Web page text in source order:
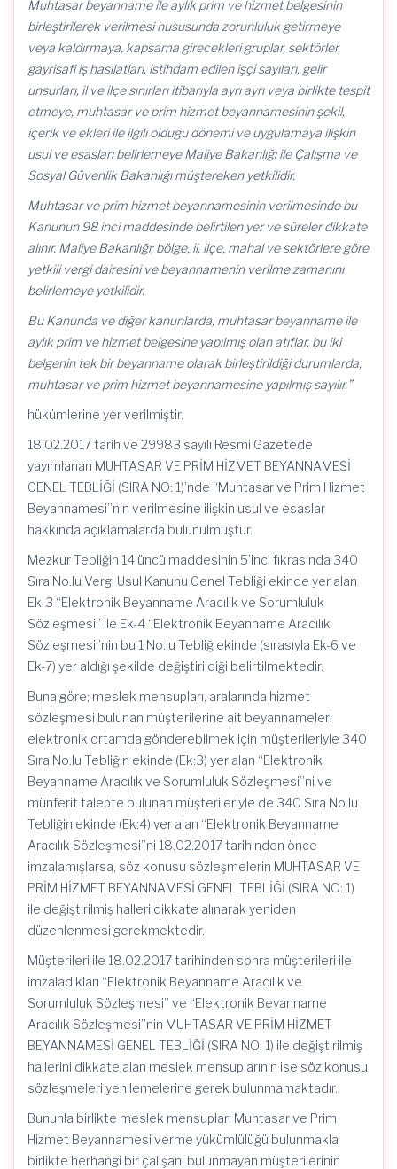
Muhtasar beyanname ile aylık prim ve hizmet belgesinin
birleştirilerek verilmesi hususunda zorunluluk getirmeye
veya kaldırmaya, kapsama girecekleri gruplar, sektörler,
gayrisafi iş hasılatları, istihdam edilen işçi sayıları, gelir
unsurları, il ve ilçe sınırları itibarıyla ayrı ayrı veya birlikte tespit
etmeye, muhtasar ve prim hizmet beyannamesinin şekil,
içerik ve ekleri ile ilgili olduğu dönemi ve uygulamaya ilişkin
usul ve esasları belirlemeye Maliye Bakanlığı ile Çalışma ve
Sosyal Güvenlik Bakanlığı müştereken yetkilidir.
Muhtasar ve prim hizmet beyannamesinin verilmesinde bu
Kanunun 98 inci maddesinde belirtilen yer ve süreler dikkate
alınır. Maliye Bakanlığı; bölge, il, ilçe, mahal ve sektörlere göre
yetkili vergi dairesini ve beyannamenin verilme zamanını
belirlemeye yetkilidir.
Bu Kanunda ve diğer kanunlarda, muhtasar beyanname ile
aylık prim ve hizmet belgesine yapılmış olan atıflar, bu iki
belgenin tek bir beyanname olarak birleştirildiği durumlarda,
muhtasar ve prim hizmet beyannamesine yapılmış sayılır.”
hükümlerine yer verilmiştir.
18.02.2017 tarih ve 29983 sayılı Resmi Gazetede
yayımlanan MUHTASAR VE PRİM HİZMET BEYANNAMESİ
GENEL TEBLİĞİ (SIRA NO: 1)’nde “Muhtasar ve Prim Hizmet
Beyannamesi”nin verilmesine ilişkin usul ve esaslar
hakkında açıklamalarda bulunulmuştur.
Mezkur Tebliğin 14’üncü maddesinin 5’inci fıkrasında 340
Sıra No.lu Vergi Usul Kanunu Genel Tebliği ekinde yer alan
Ek-3 “Elektronik Beyanname Aracılık ve Sorumluluk
Sözleşmesi” ile Ek-4 “Elektronik Beyanname Aracılık
Sözleşmesi”nin bu 1 No.lu Tebliğ ekinde (sırasıyla Ek-6 ve
Ek-7) yer aldığı şekilde değiştirildiği belirtilmektedir.
Buna göre; meslek mensupları, aralarında hizmet
sözleşmesi bulunan müşterilerine ait beyannameleri
elektronik ortamda gönderebilmek için müşterileriyle 340
Sıra No.lu Tebliğin ekinde (Ek:3) yer alan “Elektronik
Beyanname Aracılık ve Sorumluluk Sözleşmesi”ni ve
münferit talepte bulunan müşterileriyle de 340 Sıra No.lu
Tebliğin ekinde (Ek:4) yer alan “Elektronik Beyanname
Aracılık Sözleşmesi”ni 18.02.2017 tarihinden önce
imzalamışlarsa, söz konusu sözleşmelerin MUHTASAR VE
PRİM HİZMET BEYANNAMESİ GENEL TEBLİĞİ (SIRA NO: 1)
ile değiştirilmiş halleri dikkate alınarak yeniden
düzenlenmesi gerekmektedir.
Müşterileri ile 18.02.2017 tarihinden sonra müşterileri ile
imzaladıkları “Elektronik Beyanname Aracılık ve
Sorumluluk Sözleşmesi” ve “Elektronik Beyanname
Aracılık Sözleşmesi”nin MUHTASAR VE PRİM HİZMET
BEYANNAMESİ GENEL TEBLİĞİ (SIRA NO: 1) ile değiştirilmiş
hallerini dikkate alan meslek mensuplarının ise söz konusu
sözleşmeleri yenilemelerine gerek bulunmamaktadır.
Bununla birlikte meslek mensupları Muhtasar ve Prim
Hizmet Beyannamesi verme yükümlülüğü bulunmakla
birlikte herhangi bir çalışanı bulunmayan müşterilerinin